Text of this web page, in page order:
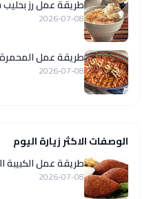
طريقة عمل رز بحليب سوري
2026-07-08
طريقة عمل المحمرة
2026-07-08
الوصفات الاكثر زيارة اليوم
طريقة عمل الكبيبة
2026-07-08